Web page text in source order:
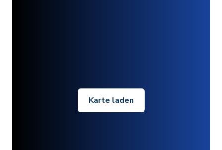
Karte laden